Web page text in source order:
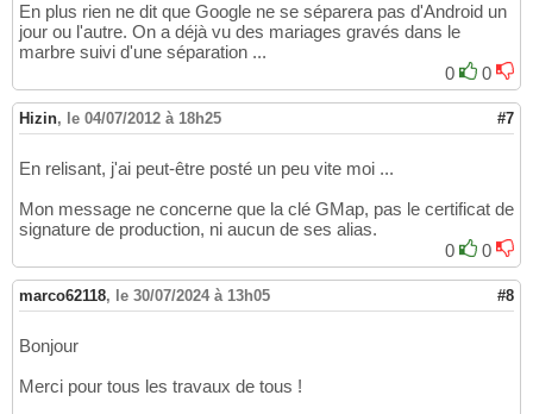
En plus rien ne dit que Google ne se séparera pas d'Android un
jour ou l'autre. On a déjà vu des mariages gravés dans le
marbre suivi d'une séparation ...
0
0
Hizin, le 04/07/2012 à 18h25 #7
En relisant, j'ai peut-être posté un peu vite moi ...
Mon message ne concerne que la clé GMap, pas le certificat de
signature de production, ni aucun de ses alias.
0
0
marco62118, le 30/07/2024 à 13h05 #8
Bonjour
Merci pour tous les travaux de tous !